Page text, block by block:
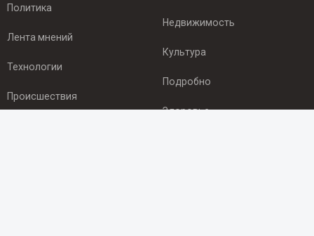
Политика
Лента мнений
Технологии
Происшествия
Недвижимость
Культура
Подробно
Здоровье